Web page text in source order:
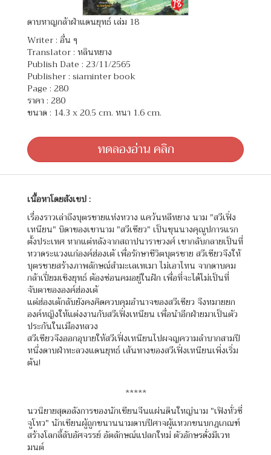
ดาบหาญกล้าฝ่าแดนยุทธ์ เล่ม 18
Writer : อื่น ๆ
Translator : หลินหยาง
Publish Date : 23/11/2565
Publisher : siaminter book
Page : 280
ราคา : 280
ขนาด : 14.3 x 20.5 cm. หนา 1.6 cm.
ทดลองอ่าน คลิก
เนื้อหาโดยสังเขป :
เรื่องราวเล่าถึงบุตรชายแห่งหวาง แคว้นหลีหยาง นาม "สวีเฟิ่ง
เหนียน" บิดาของเขานาม "สวีเซียว" เป็นขุนนางคุณูปการแรก
ตั้งประเทศ หากแต่หลังจากสถาปนาราชวงศ์ เขากลับกลายเป็นที่
หวาดระแวงแก่องค์ฮ่องเต้ เพื่อรักษาชีวิตบุตรชาย สวีเซียวจึงให้
บุตรชายสร้างภาพลักษณ์สำมะเลเทเมา ไม่เอาไหน จากดาบคม
กล้าเปี่ยมเชิงยุทธ์ ต้องซ่อนคมอยู่ในฝัก เพื่อที่จะได้ไม่เป็นที่
จับตาขององค์ฮ่องเต้
แต่ฮ่องเต้กลับยังคงคิดควบคุมอำนาจของสวีเซียว จึงหมายยก
องค์หญิงให้แต่งงานกับสวีเฟิ่งเหนียน เพื่อนำอีกฝ่ายมาเป็นตัว
ประกันในเมืองหลวง
สวีเซียวจึงออกอุบายให้สวีเฟิ่งเหนียนไปผจญความลำบากสามปี
หนึ่งดาบฝ่าทะลวงแดนยุทธ์ เส้นทางของสวีเฟิ่งเหนียนเพิ่งเริ่ม
ต้น!
*****
นวนิยายสุดอลังการของนักเขียนจีนแผ่นดินใหญ่นาม "เฟิงหั่วซี่
จูโหว" นักเขียนผู้ถูกขนานนามดาบปีศาจผู้แหวกขนบกฎเกณฑ์
สร้างโลกลี้ลับอัศจรรย์ อัตลักษณ์แปลกใหม่ ตัวอักษรดั่งมีเวท
มนต์